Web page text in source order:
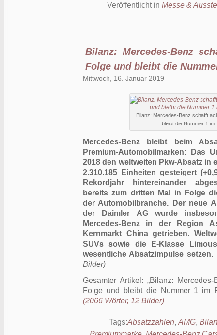
Veröffentlicht in Messe &
Bilanz: Mercedes-Benz
Folge und bleibt die
Mittwoch, 16. Januar 2019
Bilanz: Mercedes-Benz schafft
bleibt die Nummer 1
Mercedes-Benz bleibt beim
Premium-Automobilmarken: Das
2018 den weltweiten Pkw-Absatz in
2.310.185 Einheiten gesteigert
Rekordjahr hintereinander
bereits zum dritten Mal in Folge
der Automobilbranche. Der neue
der Daimler AG wurde
Mercedes-Benz in der Region
Kernmarkt China getrieben.
SUVs sowie die E-Klasse
wesentliche Absatzimpulse setzen.
Bilder)
Gesamter Artikel:
Bilanz:
Folge und bleibt die Nummer 1 im
(2066 Wörter, 12 Bilder)
Tags:Absatzzahlen, AMG,